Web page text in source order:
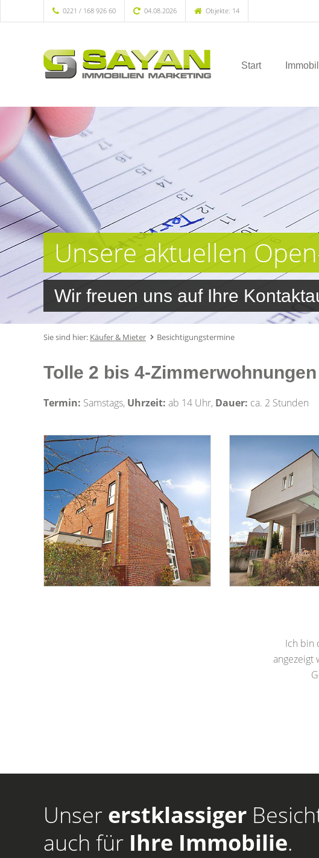
0221 / 168 926 60 04.08.2026 Objekte: 14
Start
Unsere aktuellen
Wir freuen uns auf Ihre
Sie sind hier: Käufer & Mieter Besichtigungstermine
Tolle 2 bis 4-
Termin: Samstags, Uhrzeit: ab 14 Uhr, Dauer: ca. 2 Stunden
Ich bin
angezeigt
Unser erstklassiger
auch für Ihre Immobilie.